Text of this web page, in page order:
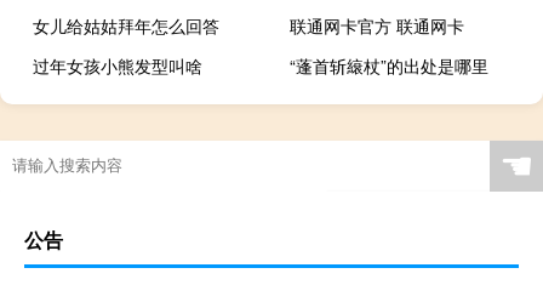
女儿给姑姑拜年怎么回答
联通网卡官方 联通网卡
过年女孩小熊发型叫啥
“蓬首斩縗杖”的出处是哪里
☚
公告